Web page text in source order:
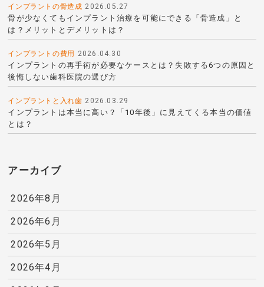
インプラントの骨造成 2026.05.27
骨が少なくてもインプラント治療を可能にできる「骨造成」と
は？メリットとデメリットは？
インプラントの費用 2026.04.30
インプラントの再手術が必要なケースとは？失敗する6つの原因と
後悔しない歯科医院の選び方
インプラントと入れ歯 2026.03.29
インプラントは本当に高い？「10年後」に見えてくる本当の価値
とは？
アーカイブ
2026年8月
2026年6月
2026年5月
2026年4月